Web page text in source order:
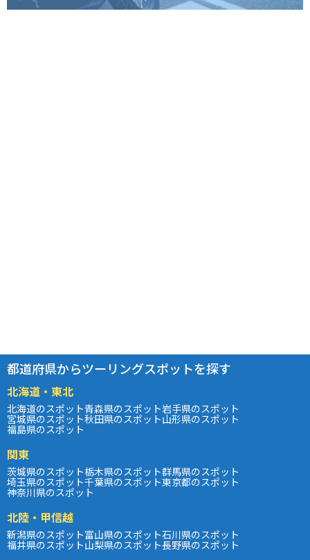
都道府県からツーリングスポットを探す
北海道・東北
北海道のスポット青森県のスポット岩手県のスポット
宮城県のスポット秋田県のスポット山形県のスポット
福島県のスポット
関東
茨城県のスポット栃木県のスポット群馬県のスポット
埼玉県のスポット千葉県のスポット東京都のスポット
神奈川県のスポット
北陸・甲信越
新潟県のスポット富山県のスポット石川県のスポット
福井県のスポット山梨県のスポット長野県のスポット